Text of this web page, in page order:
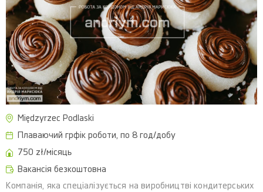
Międzyrzec Podlaski
Плаваючий грфік роботи, по 8 год/добу
750 zł/місяць
Вакансія безкоштовна
Компанія, яка спеціалізується на виробництві кондитерських